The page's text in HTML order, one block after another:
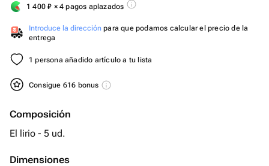
1 400₽ × 4 pagos aplazados
Introduce la dirección para que podamos calcular el precio de la
entrega
1 persona añadido artículo a tu lista
Consigue 616 bonus
Composición
El lirio - 5 ud.
Dimensiones